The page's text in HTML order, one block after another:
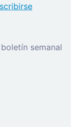
semanal